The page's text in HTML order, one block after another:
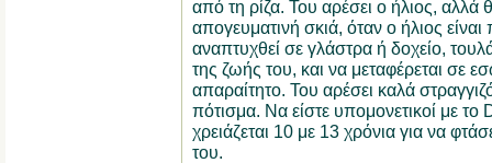
από τη ρίζα. Του αρέσει ο ήλιος, αλλά
απογευματινή σκιά, όταν ο ήλιος
αναπτυχθεί σε γλάστρα ή δοχείο,
της ζωής του, και να μεταφέρεται σε
απαραίτητο. Του αρέσει καλά
πότισμα. Να είστε υπομονετικοί με
χρειάζεται 10 με 13 χρόνια για να
του.